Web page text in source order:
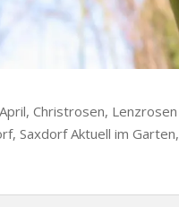
Christrosen,
Saxdorf Aktuell im